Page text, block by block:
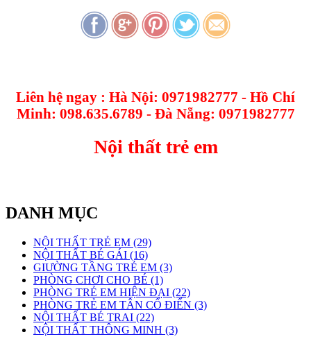
Liên hệ ngay : Hà Nội: 0971982777 - Hồ Chí
Minh: 098.635.6789 - Đà Nẵng: 0971982777
Nội thất trẻ em
DANH MỤC
NỘI THẤT TRẺ EM (29)
NỘI THẤT BÉ GÁI (16)
GIƯỜNG TẦNG TRẺ EM (3)
PHÒNG CHƠI CHO BÉ (1)
PHÒNG TRẺ EM HIỆN ĐẠI (22)
PHÒNG TRẺ EM TÂN CỔ ĐIỂN (3)
NỘI THẤT BÉ TRAI (22)
NỘI THẤT THÔNG MINH (3)